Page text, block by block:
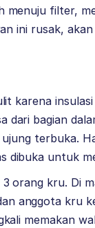
menuju filter,
ini rusak,
karena
dari bagian
terbuka.
dibuka untuk
orang kru. Di
anggota kru
memakan